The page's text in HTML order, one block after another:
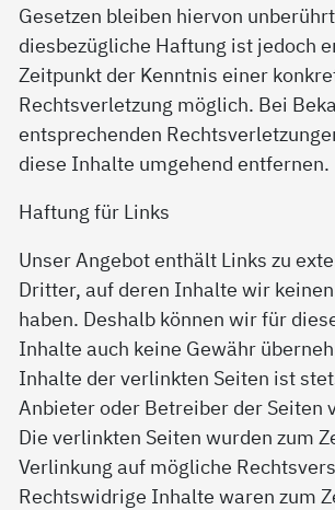
Gesetzen bleiben hiervon
diesbezügliche Haftung ist jedoch
Zeitpunkt der Kenntnis einer
Rechtsverletzung möglich. Bei
entsprechenden
diese Inhalte umgehend entfernen.
Haftung für Links
Unser Angebot enthält Links zu
Dritter, auf deren Inhalte wir
haben. Deshalb können wir für
Inhalte auch keine Gewähr
Inhalte der verlinkten Seiten ist
Anbieter oder Betreiber der Seiten
Die verlinkten Seiten wurden zum
Verlinkung auf mögliche
Rechtswidrige Inhalte waren zum